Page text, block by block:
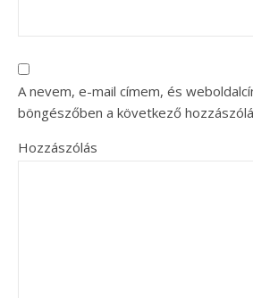
A nevem, e-mail címem, és
böngészőben a következő
Hozzászólás